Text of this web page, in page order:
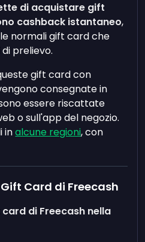
di acquistare gift
cashback istantaneo,
normali gift card che
prelievo.
gift card con
consegnate in
essere riscattate
o sull'app del negozio.
inalcune regioni, con
Card di Freecash
di Freecash nella